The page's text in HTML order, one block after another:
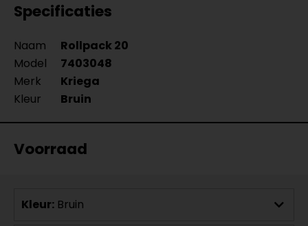
Specificaties
Naam
Rollpack 20
Model
7403048
Merk
Kriega
Kleur
Bruin
Voorraad
Kleur: Bruin